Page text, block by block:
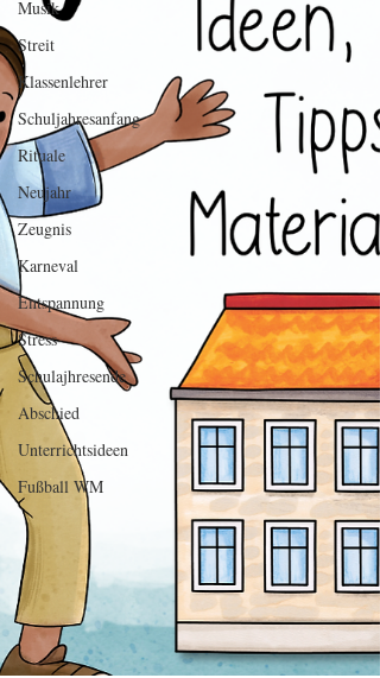
Musik
Streit
Klassenlehrer
Schuljahresanfang
Rituale
Neujahr
Zeugnis
Karneval
Entspannung
Stress
Schulajhresende
Abschied
Unterrichtsideen
Fußball WM